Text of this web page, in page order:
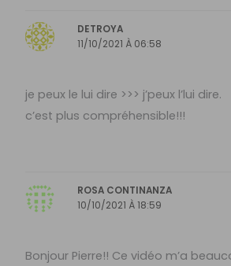
DETROYA
11/10/2021 À 06:58
je peux le lui dire >>> j’peux l’lui dire.
c’est plus compréhensible!!!
ROSA CONTINANZA
10/10/2021 À 18:59
Bonjour Pierre!! Ce vidéo m’a